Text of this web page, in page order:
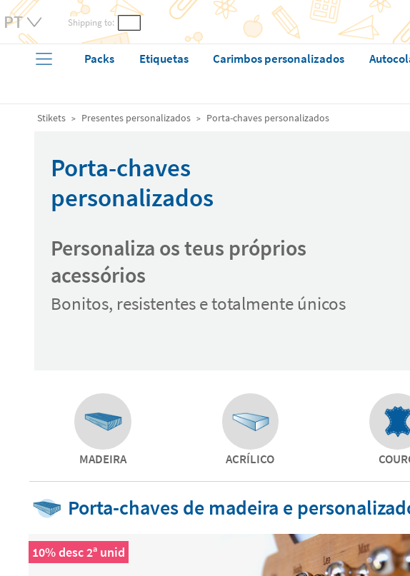
Shipping to:
Packs Etiquetas Carimbos personalizados
Stikets Presentes personalizados Porta-chaves personalizados
Porta-chaves
personalizados
Personaliza os teus próprios
acessórios
Bonitos, resistentes e totalmente únicos
MADEIRA ACRÍLICO
Porta-chaves de madeira e
10% desc 2ª unid